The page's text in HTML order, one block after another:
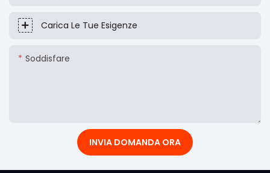
Carica Le Tue Esigenze
Soddisfare
INVIA DOMANDA ORA